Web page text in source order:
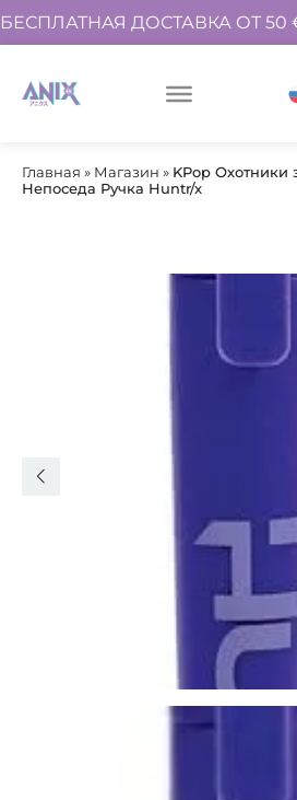
БЕСПЛАТНАЯ ДОСТАВКА ОТ 50
Главная » Магазин » KPop Охотники
Непоседа Ручка Huntr/x